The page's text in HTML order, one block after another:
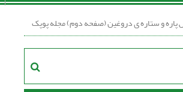
و ستاره ی دروغین (صفحه دوم) مجله پوپک